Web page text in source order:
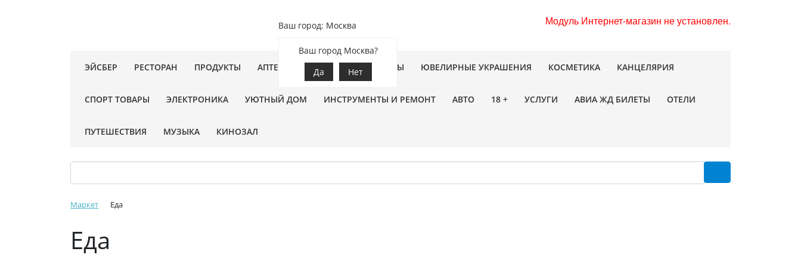
Модуль Интернет-магазин не установлен.
Ваш город: Москва
Ваш город Москва?
Да
Нет
ЭЙСБЕР РЕСТОРАН ПРОДУКТЫ АПТЕКА ЗООТОВАРЫ ЦВЕТЫ ЮВЕЛИРНЫЕ УКРАШЕНИЯ КОСМЕТИКА КАНЦЕЛЯРИЯ
СПОРТ ТОВАРЫ ЭЛЕКТРОНИКА УЮТНЫЙ ДОМ ИНСТРУМЕНТЫ И РЕМОНТ АВТО 18 + УСЛУГИ АВИА ЖД БИЛЕТЫ ОТЕЛИ
ПУТЕШЕСТВИЯ МУЗЫКА КИНОЗАЛ
Маркет Еда
Еда